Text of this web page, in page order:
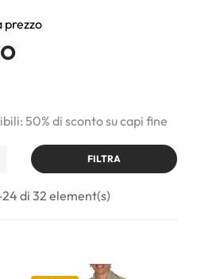
prezzo
50% di sconto su capi fine
FILTRA
di 32 element(s)